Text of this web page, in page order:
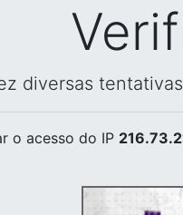
diversas
o acesso do IP